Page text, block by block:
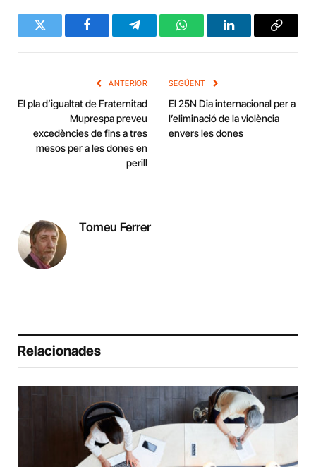
Twitter FacebookTelegramWhatsAppLinkedInCopy
ANTERIOR
El pla d’igualtat de Fraternitad
Muprespa preveu
excedències de fins a tres
mesos per a les dones en
perill
SEGÜENT
El 25N Dia internacional per a
l’eliminació de la violència
envers les dones
Tomeu Ferrer
Relacionades